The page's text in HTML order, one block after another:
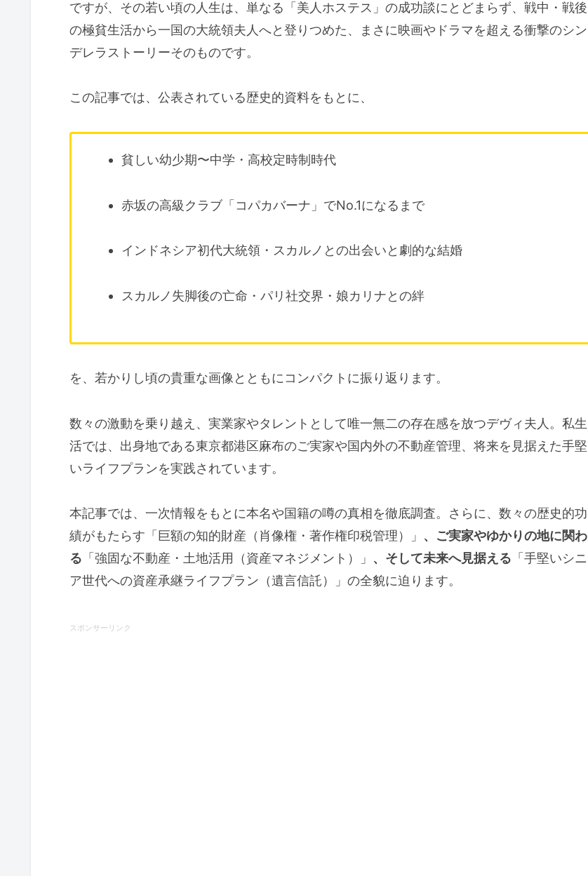
ですが、その若い頃の人生は、単なる「美人ホステス」の成功談にとどまらず、戦中・戦後
の極貧生活から一国の大統領夫人へと登りつめた、まさに映画やドラマを超える衝撃のシン
デレラストーリーそのものです。
この記事では、公表されている歴史的資料をもとに、
貧しい幼少期〜中学・高校定時制時代
赤坂の高級クラブ「コパカバーナ」でNo.1になるまで
インドネシア初代大統領・スカルノとの出会いと劇的な結婚
スカルノ失脚後の亡命・パリ社交界・娘カリナとの絆
を、若かりし頃の貴重な画像とともにコンパクトに振り返ります。
数々の激動を乗り越え、実業家やタレントとして唯一無二の存在感を放つデヴィ夫人。私生
活では、出身地である東京都港区麻布のご実家や国内外の不動産管理、将来を見据えた手堅
いライフプランを実践されています。
本記事では、一次情報をもとに本名や国籍の噂の真相を徹底調査。さらに、数々の歴史的功
績がもたらす「巨額の知的財産（肖像権・著作権印税管理）」 、ご実家やゆかりの地に関わ
る 「強固な不動産・土地活用（資産マネジメント）」 、そして未来へ見据える 「手堅いシニ
ア世代への資産承継ライフプラン（遺言信託）」の全貌に迫ります。
スポンサーリンク